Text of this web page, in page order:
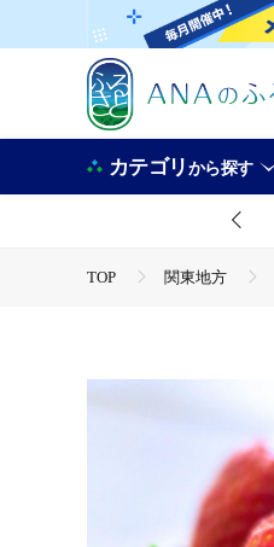
カテゴリから探す
TOP 関東地方